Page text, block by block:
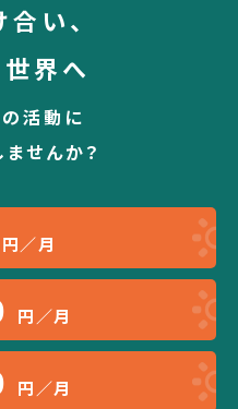
い、
界へ
活動に
せんか？
円／月
円／月
円／月